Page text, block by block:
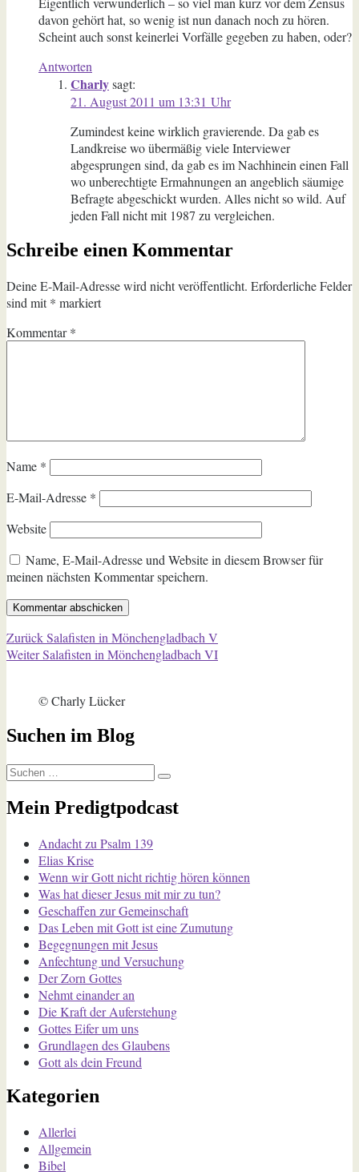
davon gehört hat, so wenig ist nun danach noch zu hören.
Scheint auch sonst keinerlei Vorfälle gegeben zu haben, oder?
Antworten
Charlysagt:
21. August 2011 um 13:31 Uhr
Zumindest keine wirklich gravierende. Da gab es
Landkreise wo übermäßig viele Interviewer
abgesprungen sind, da gab es im Nachhinein einen Fall
wo unberechtigte Ermahnungen an angeblich säumige
Befragte abgeschickt wurden. Alles nicht so wild. Auf
jeden Fall nicht mit 1987 zu vergleichen.
Schreibe einen Kommentar
Deine E-Mail-Adresse wird nicht veröffentlicht. Erforderliche Felder
sind mit* markiert
Kommentar*
Name *
E-Mail-Adresse *
Website
Name, E-Mail-Adresse und Website in diesem Browser für
meinen nächsten Kommentar speichern.
Beitragsnavigation
ZurückVorheriger
Beitrag:
Salafisten in Mönchengladbach V
WeiterNächster
Salafisten in Mönchengladbach VI
© Charly Lücker
Suchen im Blog
Suchen
nach:
Suchen
Mein Predigtpodcast
Andacht zu Psalm 139
Elias Krise
Wenn wir Gott nicht richtig hören können
Was hat dieser Jesus mit mir zu tun?
Geschaffen zur Gemeinschaft
Das Leben mit Gott ist eine Zumutung
Begegnungen mit Jesus
Anfechtung und Versuchung
Der Zorn Gottes
Nehmt einander an
Die Kraft der Auferstehung
Gottes Eifer um uns
Grundlagen des Glaubens
Gott als dein Freund
Kategorien
Allerlei
Allgemein
Bibel